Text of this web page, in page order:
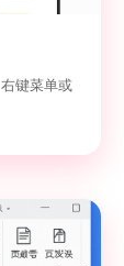
键菜单或